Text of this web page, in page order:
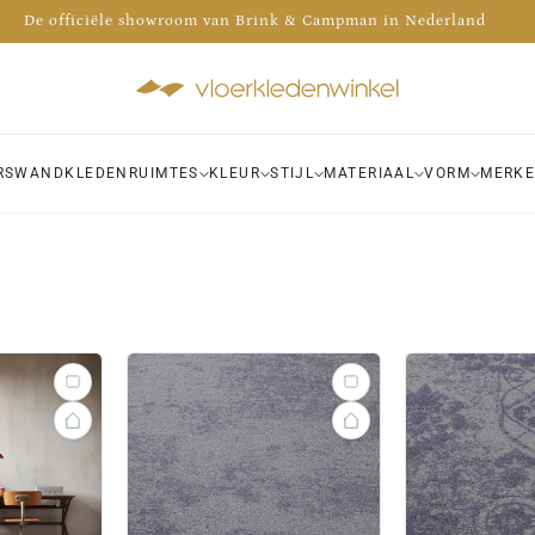
De officiële showroom van Brink & Campman in Nederland
Advies nodig? Bel 035 - 30 30 009
WANDKLEDEN RUIMTES KLEUR STIJL MATERIAAL VORM